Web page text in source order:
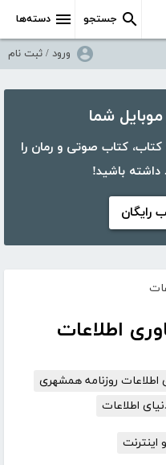
دسته‌ها جستجو
ورود / ثبت نام
با اپلیکیشن کتابراه، بیش از ۵۰،۰۰۰ کتاب، کتاب صوتی و رمان را
داشته باشید!
رایگان
اطلاعات
اطلاعات روزنامه همشهری
اطلاعات